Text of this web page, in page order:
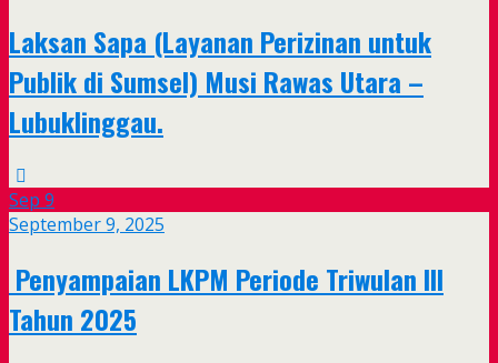
Laksan Sapa (Layanan Perizinan untuk
Publik di Sumsel) Musi Rawas Utara –
Lubuklinggau.
Sep 9
September 9, 2025
Penyampaian LKPM Periode Triwulan III
Tahun 2025